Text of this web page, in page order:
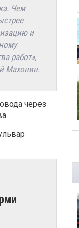
Чем
и
работ»,
Махонин.
через